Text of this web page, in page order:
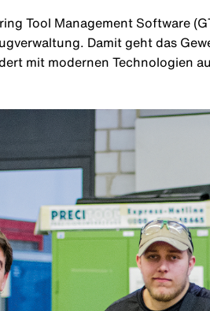
Tool Management Software
Damit geht das
mit modernen Technologien